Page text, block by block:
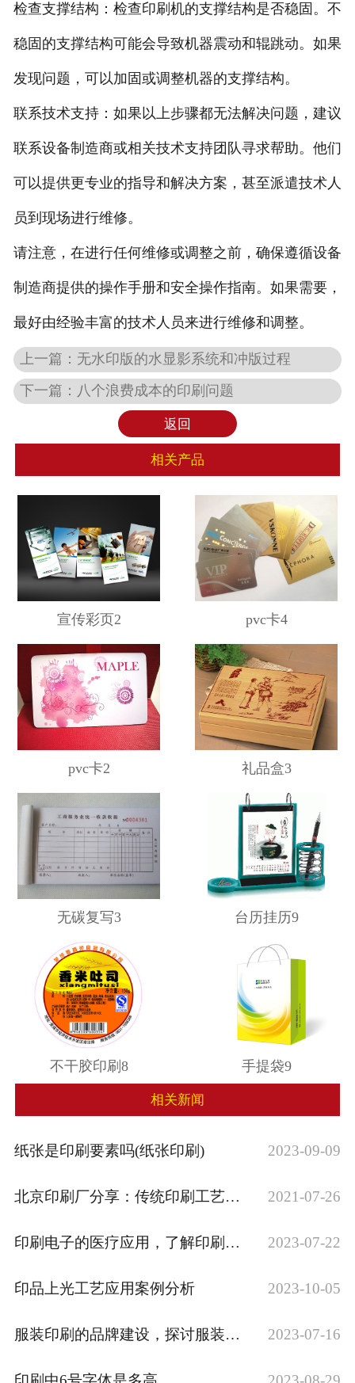
检查支撑结构：检查印刷机的支撑结构是否稳固。不
稳固的支撑结构可能会导致机器震动和辊跳动。如果
发现问题，可以加固或调整机器的支撑结构。
联系技术支持：如果以上步骤都无法解决问题，建议
联系设备制造商或相关技术支持团队寻求帮助。他们
可以提供更专业的指导和解决方案，甚至派遣技术人
员到现场进行维修。
请注意，在进行任何维修或调整之前，确保遵循设备
制造商提供的操作手册和安全操作指南。如果需要，
最好由经验丰富的技术人员来进行维修和调整。
上一篇： 无水印版的水显影系统和冲版过程
下一篇： 八个浪费成本的印刷问题
返回
相关产品
宣传彩页2 pvc卡4
pvc卡2 礼品盒3
无碳复写3 台历挂历9
不干胶印刷8 手提袋9
相关新闻
纸张是印刷要素吗(纸张印刷) 2023-09-09
北京印刷厂分享：传统印刷工艺与现代科技印··· 2021-07-26
印刷电子的医疗应用，了解印刷电子在医疗领··· 2023-07-22
印品上光工艺应用案例分析 2023-10-05
服装印刷的品牌建设，探讨服装印刷品牌建设··· 2023-07-16